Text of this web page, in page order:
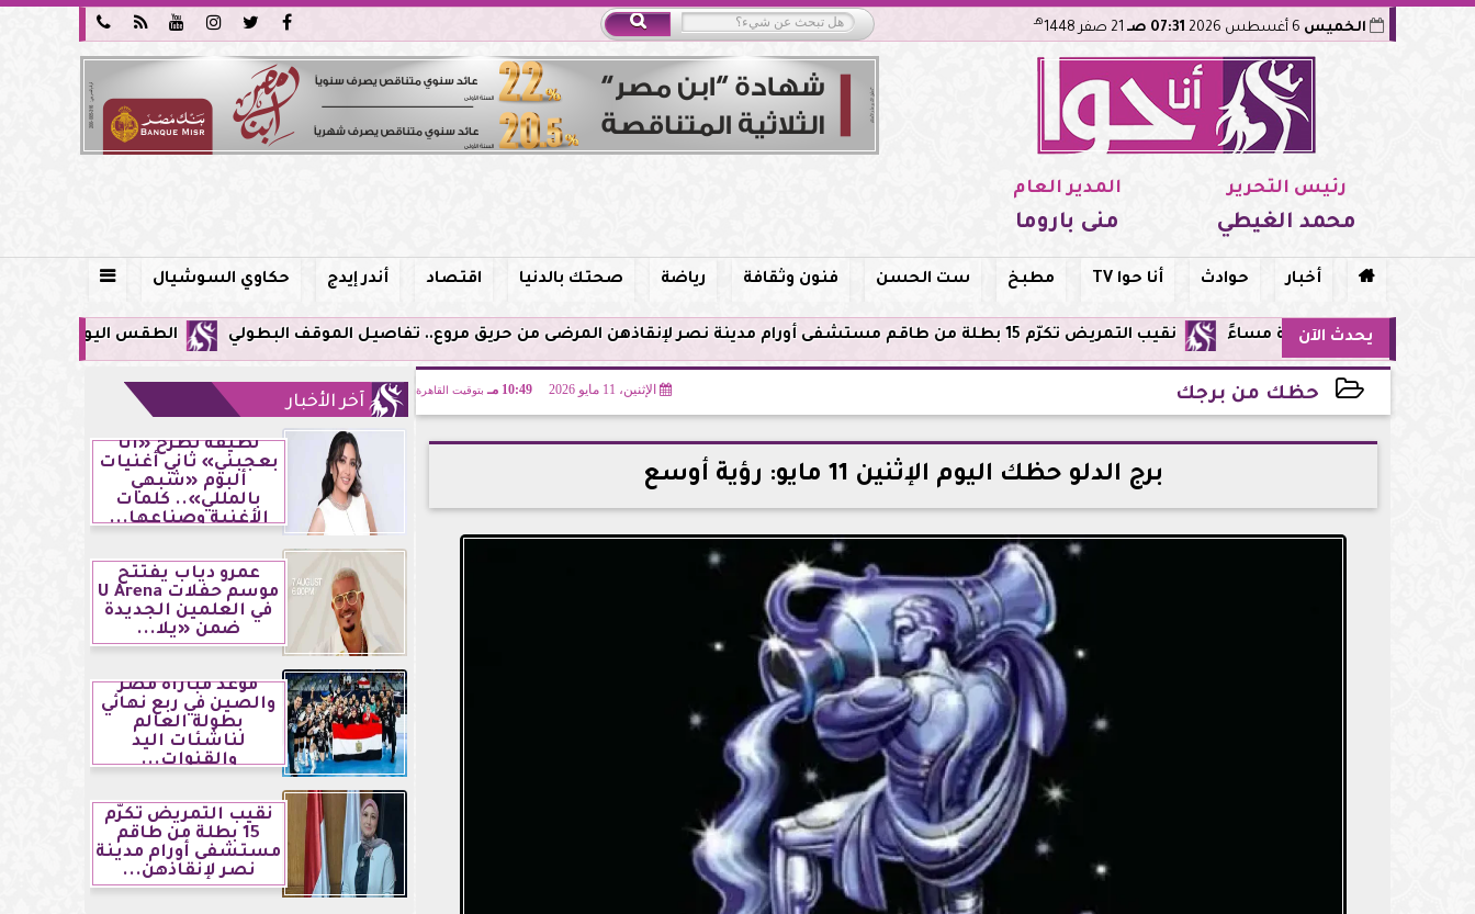





 الخميس 07:31 صـ هـ
رئيس التحرير
محمد الغيطي
المدير العام
منى باروما
 أخبار حوادث أنا حوا TV مطبخ ست الحسن فنون وثقافة رياضة صحتك بالدنيا اقتصاد أندر إيدج حكاوي السوشيال 
يحدث الآن الطقس اليوم في مصر.. ذروة الموجة شديدة نقيب التمريض تكرّم 15 بطلة من طاقم مستشفى أورام مدينة نصر لإنقاذهن المرضى من حريق مروع.. تفاصيل الموقف البطولي
حظك من برجك الإثنين، 11 مايو 2026 10:49 مـ بتوقيت القاهرة
2026-05-11 22:49:47
برج الدلو حظك اليوم الإثنين 11 مايو: رؤية أوسع
آخر الأخبار
لطيفة تطرح «أنا
بعجبني» ثاني أغنيات
ألبوم «شبهي
بالمللي».. كلمات
الأغنية وصناعها...
عمرو دياب يفتتح
موسم حفلات U Arena
في العلمين الجديدة
ضمن «يلا...
موعد مباراة مصر
والصين في ربع نهائي
بطولة العالم
لناشئات اليد
والقنوات...
نقيب التمريض تكرّم
15 بطلة من طاقم
مستشفى أورام مدينة
نصر لإنقاذهن...